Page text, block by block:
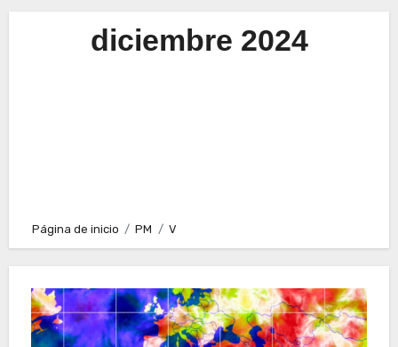
diciembre 2024
Página de inicio PM V